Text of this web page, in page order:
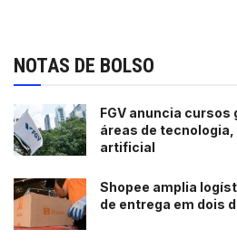
NOTAS DE BOLSO
FGV anuncia
áreas de
artificial
Shopee amplia
de entrega em dois